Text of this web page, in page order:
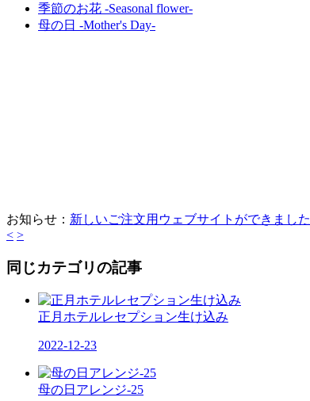
季節のお花 -Seasonal flower-
母の日 -Mother's Day-
お知らせ： 新しいご注文用ウェブサイトができました
< >
同じカテゴリの記事
正月ホテルレセプション生け込み
2022-12-23
母の日アレンジ-25